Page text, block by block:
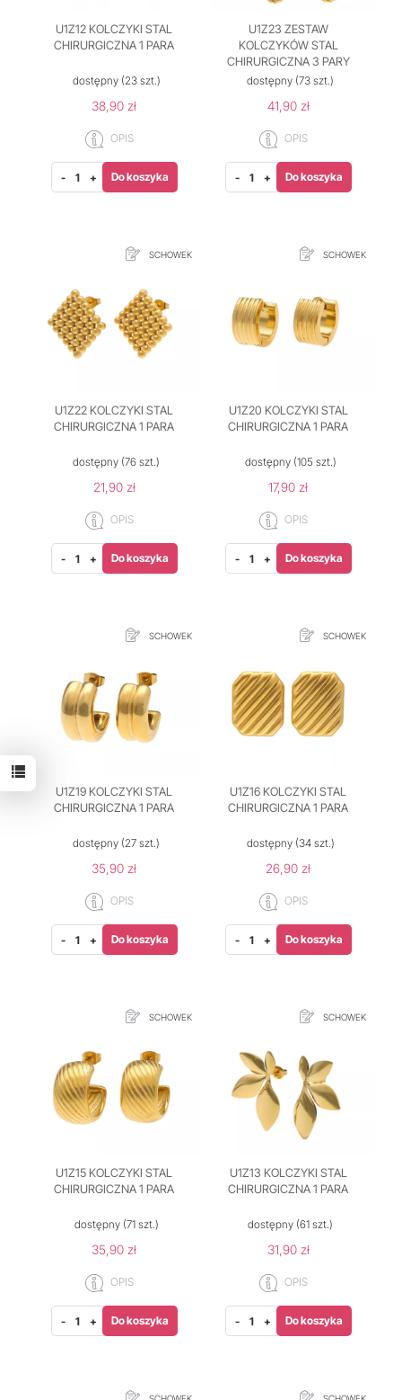
U1Z12 KOLCZYKI STAL
CHIRURGICZNA 1 PARA
dostępny(23 szt.)
38,90 zł
OPIS
- + Do koszyka
U1Z23 ZESTAW
KOLCZYKÓW STAL
CHIRURGICZNA 3 PARY
dostępny (73 szt.)
41,90 zł
OPIS
- + Do koszyka
SCHOWEK
U1Z22 KOLCZYKI STAL
CHIRURGICZNA 1 PARA
dostępny (76 szt.)
21,90 zł
OPIS
- + Do koszyka
SCHOWEK
U1Z20 KOLCZYKI STAL
CHIRURGICZNA 1 PARA
dostępny(105 szt.)
17,90 zł
OPIS
- + Do koszyka
SCHOWEK
U1Z19 KOLCZYKI STAL
CHIRURGICZNA 1 PARA
dostępny (27 szt.)
35,90 zł
OPIS
- + Do koszyka
SCHOWEK
U1Z16 KOLCZYKI STAL
CHIRURGICZNA 1 PARA
dostępny(34 szt.)
26,90 zł
OPIS
- + Do koszyka
SCHOWEK
U1Z15 KOLCZYKI STAL
CHIRURGICZNA 1 PARA
dostępny(71 szt.)
35,90 zł
OPIS
- + Do koszyka
SCHOWEK
U1Z13 KOLCZYKI STAL
CHIRURGICZNA 1 PARA
dostępny (61 szt.)
31,90 zł
OPIS
- + Do koszyka